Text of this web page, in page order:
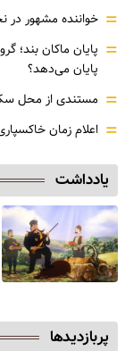
= خواننده مشهور
= پایان ماکان بند؛
پایان می‌دهد؟
= مستندی از محل
= اعلام زمان
یادداشت
پربازدیدها